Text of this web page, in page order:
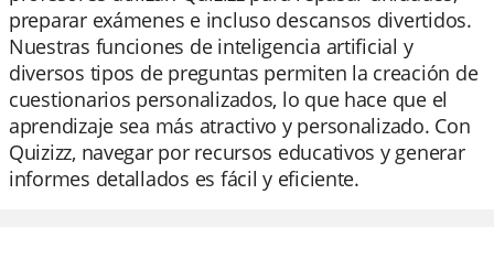
preparar exámenes e incluso descansos divertidos.
Nuestras funciones de inteligencia artificial y
diversos tipos de preguntas permiten la creación de
cuestionarios personalizados, lo que hace que el
aprendizaje sea más atractivo y personalizado. Con
Quizizz, navegar por recursos educativos y generar
informes detallados es fácil y eficiente.